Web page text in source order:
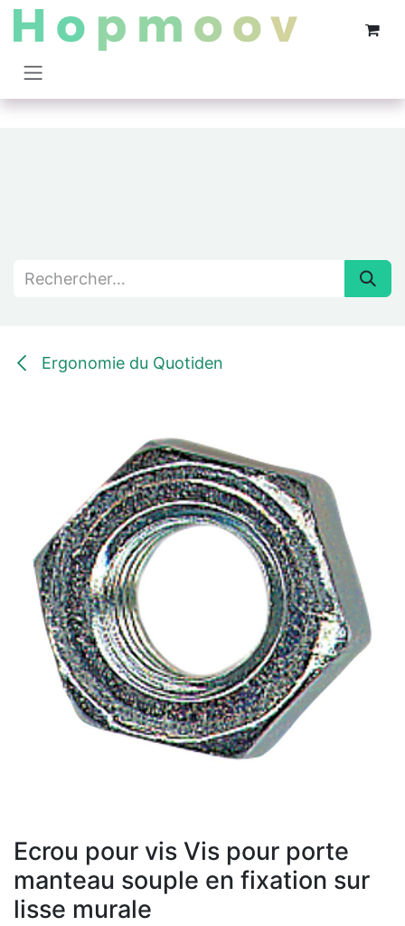
Se rendre au contenu
Ergonomie du Quotiden
Ecrou pour vis Vis pour porte
manteau souple en fixation sur
lisse murale